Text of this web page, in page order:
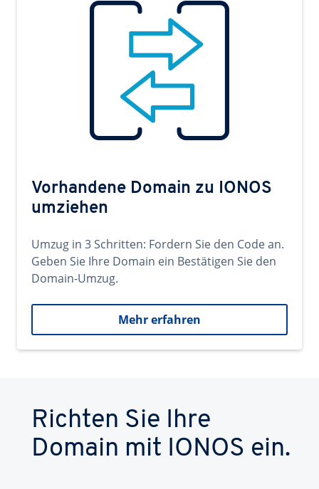
Vorhandene Domain zu IONOS
umziehen
Umzug in 3 Schritten: Fordern Sie den Code an.
Geben Sie Ihre Domain ein Bestätigen Sie den
Domain-Umzug.
Mehr erfahren
Richten Sie Ihre
Domain mit IONOS ein.